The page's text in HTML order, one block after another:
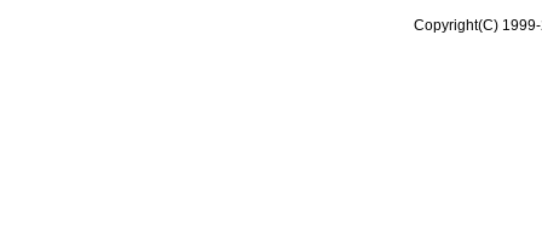
Copyright(C)